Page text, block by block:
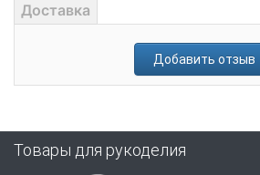
Доставка
Добавить отзыв
Товары для рукоделия